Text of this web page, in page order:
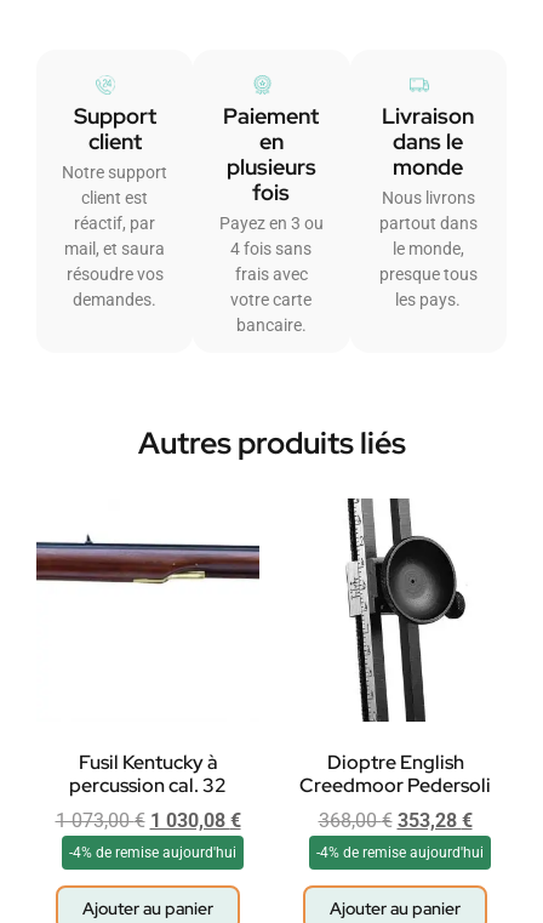
Support
client
Notre support
client est
réactif, par
mail, et saura
résoudre vos
demandes.
Paiement
en
plusieurs
fois
Payez en 3 ou
4 fois sans
frais avec
votre carte
bancaire.
Livraison
dans le
monde
Nous livrons
partout dans
le monde,
presque tous
les pays.
Autres produits liés
Fusil Kentucky à
percussion cal. 32
1 073,00€ 1 030,08 €
-4% de remise aujourd'hui
Ajouter au panier
Dioptre English
Creedmoor Pedersoli
368,00€ 353,28 €
-4% de remise aujourd'hui
Ajouter au panier